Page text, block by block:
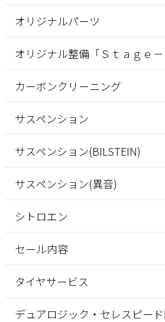
オリジナルパーツ
オリジナル整備「Ｓｔａｇｅ－
カーボンクリーニング
サスペンション
サスペンション(BILSTEIN)
サスペンション(異音)
シトロエン
セール内容
タイヤサービス
デュアロジック・セレスピー